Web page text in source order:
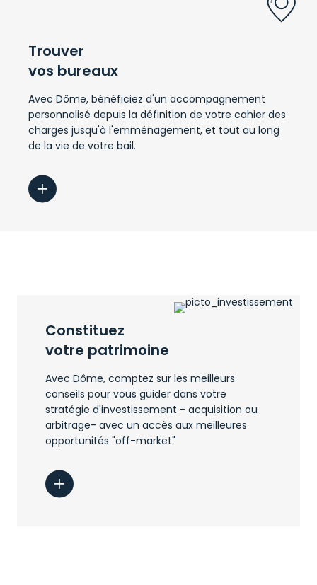
Trouver
vos bureaux
Avec Dôme, bénéficiez d'un accompagnement
personnalisé depuis la définition de votre cahier des
charges jusqu'à l'emménagement, et tout au long
de la vie de votre bail.
Nous nous engageons à optimiser votre temps de
Constituez
votre patrimoine
Avec Dôme, comptez sur les meilleurs
conseils pour vous guider dans votre
stratégie d'investissement - acquisition ou
arbitrage- avec un accès aux meilleures
opportunités "off-market"